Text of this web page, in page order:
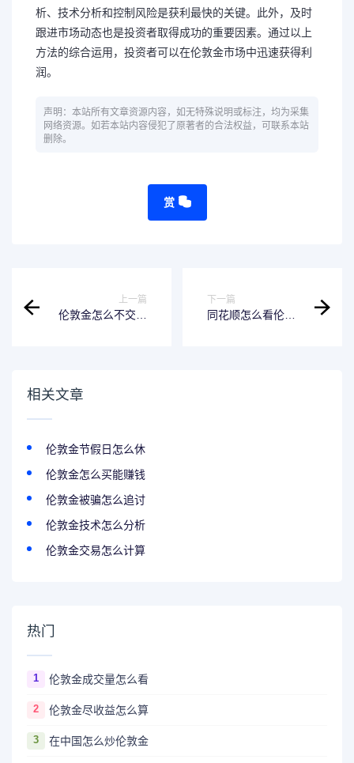
析、技术分析和控制风险是获利最快的关键。此外，及时
跟进市场动态也是投资者取得成功的重要因素。通过以上
方法的综合运用，投资者可以在伦敦金市场中迅速获得利
润。
声明：本站所有文章资源内容，如无特殊说明或标注，均为采集
网络资源。如若本站内容侵犯了原著者的合法权益，可联系本站
删除。
赏
上一篇
伦敦金怎么不交易
下一篇
同花顺怎么看伦敦
相关文章
伦敦金节假日怎么休
伦敦金怎么买能赚钱
伦敦金被骗怎么追讨
伦敦金技术怎么分析
伦敦金交易怎么计算
热门
1 伦敦金成交量怎么看
2 伦敦金尽收益怎么算
3 在中国怎么炒伦敦金